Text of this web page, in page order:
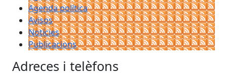
Agenda política
Avisos
Notícies
Publicacions
Adreces i telèfons